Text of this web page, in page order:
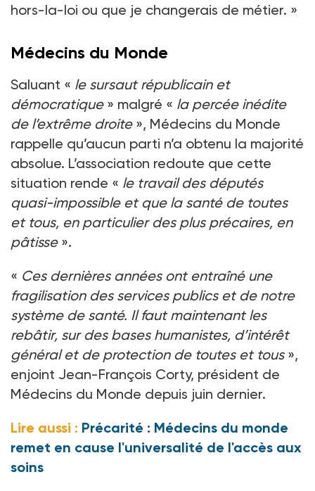
hors-la-loi ou que je changerais de métier. »
Médecins du Monde
Saluant « le sursaut républicain et
démocratique» malgré « la percée inédite
de l’extrême droite», Médecins du Monde
rappelle qu’aucun parti n’a obtenu la majorité
absolue. L’association redoute que cette
situation rende « le travail des députés
quasi-impossible et que la santé de toutes
et tous, en particulier des plus précaires, en
pâtisse».
« Ces dernières années ont entraîné une
fragilisation des services publics et de notre
système de santé. Il faut maintenant les
rebâtir, sur des bases humanistes, d’intérêt
général et de protection de toutes et tous»,
enjoint Jean-François Corty, président de
Médecins du Monde depuis juin dernier.
Lire aussi : Précarité : Médecins du monde
remet en cause l'universalité de l'accès aux
soins